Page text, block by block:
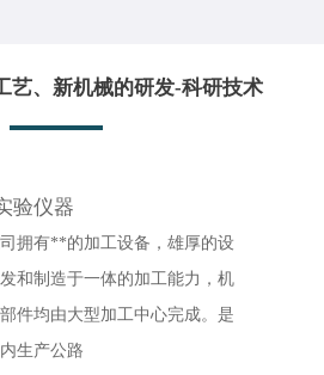
艺、新机械的研发-科研技术
验仪器
有**的加工设备，雄厚的设
和制造于一体的加工能力，机
件均由大型加工中心完成。是
生产公路